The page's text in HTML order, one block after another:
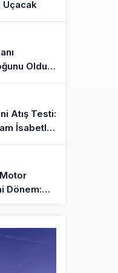
Uçacak
Oldu,
Yükseldi
Atış Testi:
İsabetle
Dönem: